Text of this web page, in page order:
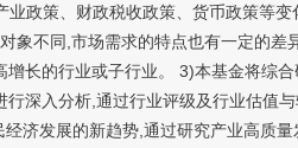
政策、财政税收政策、货币政策等变
象不同,市场需求的特点也有一定的差
长的行业或子行业。 3)本基金将综合
深入分析,通过行业评级及行业估值
济发展的新趋势,通过研究产业高质量